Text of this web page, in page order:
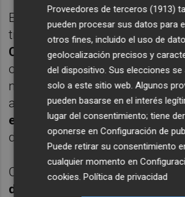
El Ayuntamiento de Cartagena
transferir cerca de730.000
Comunidad Autónomapara
ocupación de los terrenos
nuevo vial. Según defendió
alcaldesa, la actuación no
expropiación de viviendas,
de terrenos en desuso.
Con este nuevo avance
desdoblamiento de la T-332
Proveedores de terceros (1913)
pueden procesar sus datos para
otros fines, incluido el uso de
geolocalización precisos y
del dispositivo. Sus elecciones se
solo a este sitio web. Algunos
pueden basarse en el interés
lugar del consentimiento; tiene
oponerse enConfiguración de
Puede retirar su consentimiento
cualquier momento en
cookies .Política de privacidad